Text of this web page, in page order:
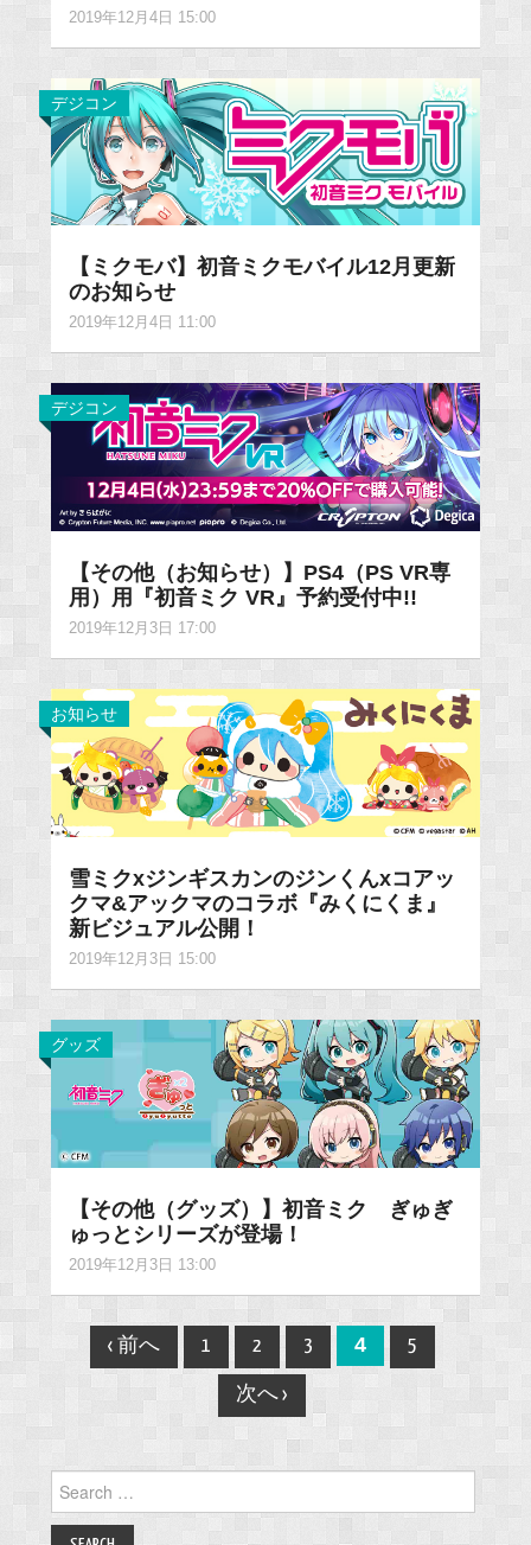
2019年12月4日 15:00
デジコン
【ミクモバ】初音ミクモバイル12月更新
のお知らせ
2019年12月4日 11:00
デジコン
【その他（お知らせ）】PS4（PS VR専
用）用『初音ミク VR』予約受付中!!
2019年12月3日 17:00
お知らせ
雪ミクxジンギスカンのジンくんxコアッ
クマ&アックマのコラボ『みくにくま』
新ビジュアル公開！
2019年12月3日 15:00
グッズ
【その他（グッズ）】初音ミク ぎゅぎ
ゅっとシリーズが登場！
2019年12月3日 13:00
Post
navigation
‹ 前へ 1 2 3 4 5
次へ ›
for: